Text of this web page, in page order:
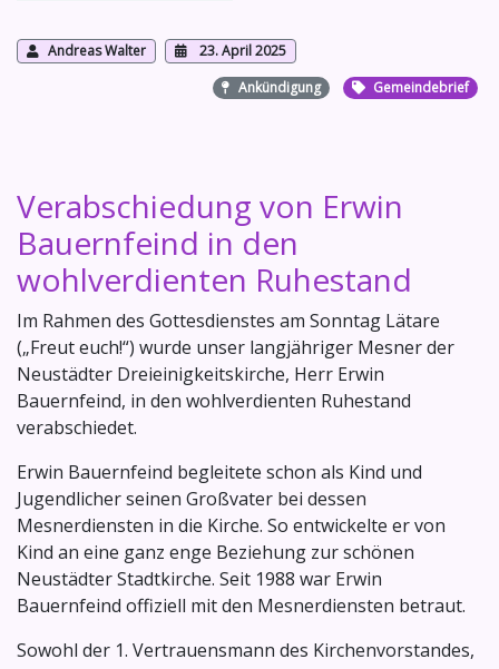
Andreas Walter
23. April 2025
Ankündigung
Gemeindebrief
Verabschiedung von Erwin
Bauernfeind in den
wohlverdienten Ruhestand
Im Rahmen des Gottesdienstes am Sonntag Lätare
(„Freut euch!“) wurde unser langjähriger Mesner der
Neustädter Dreieinigkeitskirche, Herr Erwin
Bauernfeind, in den wohlverdienten Ruhestand
verabschiedet.
Erwin Bauernfeind begleitete schon als Kind und
Jugendlicher seinen Großvater bei dessen
Mesnerdiensten in die Kirche. So entwickelte er von
Kind an eine ganz enge Beziehung zur schönen
Neustädter Stadtkirche. Seit 1988 war Erwin
Bauernfeind offiziell mit den Mesnerdiensten betraut.
Sowohl der 1. Vertrauensmann des Kirchenvorstandes,